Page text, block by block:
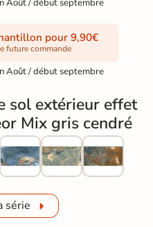
Août / début septembre
pour 9,90€
future commande
Août / début septembre
sol extérieur effet
Mix gris cendré
série